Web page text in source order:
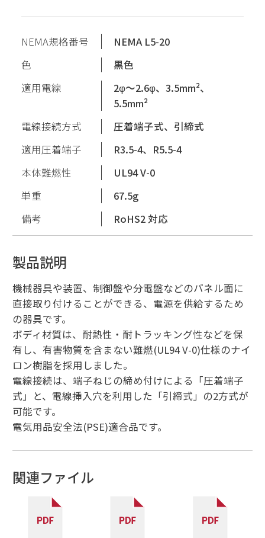
NEMA規格番号
NEMA L5-20
色
黒色
適用電線
2φ〜2.6φ、3.5mm²、
5.5mm²
電線接続方式
圧着端子式、引締式
適用圧着端子
R3.5-4、R5.5-4
本体難燃性
UL94 V-0
単重
67.5g
備考
RoHS2 対応
製品説明
機械器具や装置、制御盤や分電盤などのパネル面に
直接取り付けることができる、電源を供給するため
の器具です。
ボディ材質は、耐熱性・耐トラッキング性などを保
有し、有害物質を含まない難燃(UL94 V-0)仕様のナイ
ロン樹脂を採用しました。
電線接続は、端子ねじの締め付けによる「圧着端子
式」と、電線挿入穴を利用した「引締式」の2方式が
可能です。
電気用品安全法(PSE)適合品です。
関連ファイル